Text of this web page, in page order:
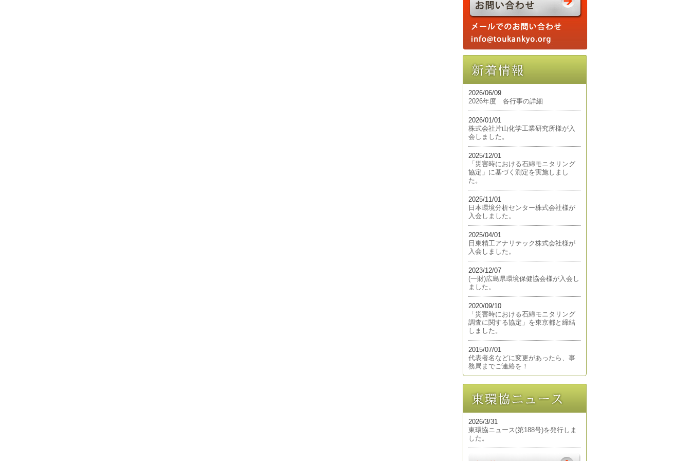
2026/06/09
2026年度 各行事の詳細
2026/01/01
株式会社片山化学工業研究所様が入
会しました。
2025/12/01
「災害時における石綿モニタリング
協定」に基づく測定を実施しまし
た。
2025/11/01
日本環境分析センター株式会社様が
入会しました。
2025/04/01
日東精工アナリテック株式会社様が
入会しました。
2023/12/07
(一財)広島県環境保健協会様が入会し
ました。
2020/09/10
「災害時における石綿モニタリング
調査に関する協定」を東京都と締結
しました。
2015/07/01
代表者名などに変更があったら、事
務局までご連絡を！
2026/3/31
東環協ニュース(第188号)を発行しま
した。